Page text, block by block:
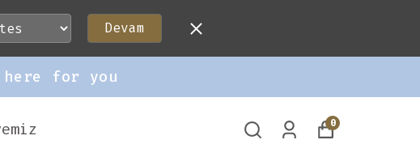
Devam
for you
0